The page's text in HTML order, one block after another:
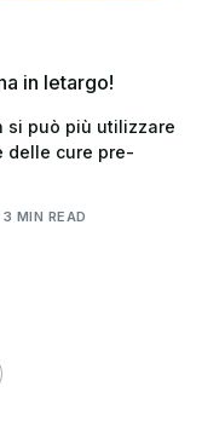
in letargo!
si può più utilizzare
delle cure pre-
3 MIN READ